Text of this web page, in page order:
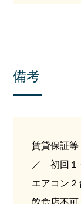
備考
賃貸保証
／ 初回１
エアコン
飲食店不可